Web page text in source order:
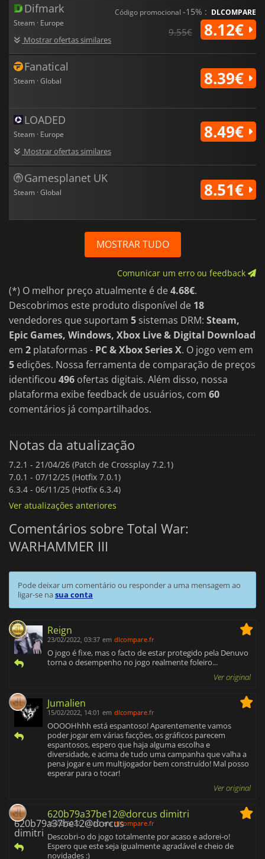
Difmark
Steam · Europe
Mostrar ofertas similares
Código promocional -15% : DLCOMPARE
9.55€ 8.12€
Fanatical
Steam · Global 8.39€
LOADED
Steam · Europe
Mostrar ofertas similares
8.49€
Gamesplanet UK
Steam · Global 8.51€
MOSTRAR TUDO
Comunicar um erro ou feedback
(*) O melhor preço atualmente é de4.68€.
Descobrimos este produto disponível de 18
vendedores que suportam 5 sistemas DRM: Steam,
Epic Games, Windows, Xbox Live & Digital Download
em 2 plataformas - PC & Xbox Series X. O jogo vem em
5 edições. Nossa ferramenta de comparação de preços
identificou 496 ofertas digitais. Além disso, nossa
plataforma exibe feedback de usuários, com 60
comentários já compartilhados.
Notas da atualização
7.2.1 - 21/04/26 (Patch de Crossplay 7.2.1)
7.0.1 - 07/12/25 (Hotfix 7.0.1)
6.3.4 - 06/11/25 (Hotfix 6.3.4)
Ver atualizações anteriores
Comentários sobre Total War:
WARHAMMER III
Pode deixar um comentário ou responder a uma mensagem ao
ligar-se nasua conta
Reign
23/02/2022, 03:37 em dlcompare.fr
O jogo é fixe, mas o facto de estar protegido pela Denuvo
torna o desempenho no jogo realmente foleiro...
Ver original
Jumalien
15/02/2022, 14:01 em dlcompare.fr
OOOOHhhh está espantoso! Aparentemente vamos
poder jogar em várias facções, os gráficos parecem
espantosos, espero que haja alguma escolha e
diversidade, e acima de tudo uma campanha que valha a
pena jogar e um multijogador bem construído! Mal posso
esperar para o tocar!
Ver original
620b79a37be12@dorcus dimitri
15/02/2022, 11:10 em dlcompare.fr
Descobri-o do jogo totalmente por acaso e adorei-o!
Espero que este seja igualmente agradável e cheio de
novidades :)